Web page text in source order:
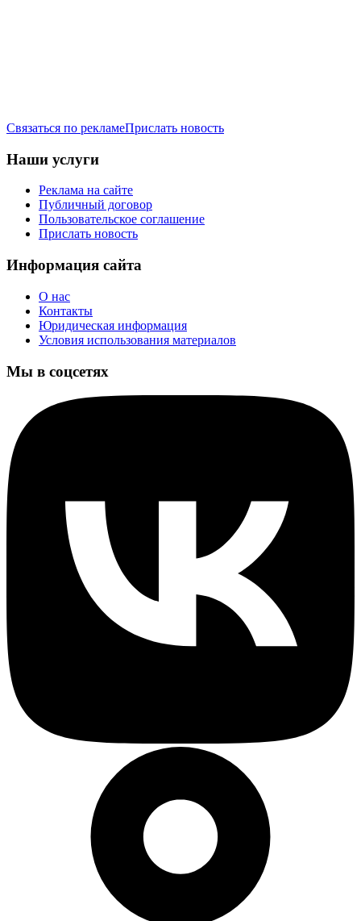
Связаться по рекламеПрислать новость
Наши услуги
Реклама на сайте
Публичный договор
Пользовательское соглашение
Прислать новость
Информация сайта
О нас
Контакты
Юридическая информация
Условия использования материалов
Мы в соцсетях